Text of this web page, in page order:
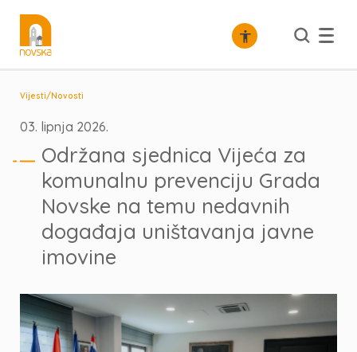
Vijesti/Novosti
03. lipnja 2026.
Održana sjednica Vijeća za
komunalnu prevenciju Grada
Novske na temu nedavnih
događaja uništavanja javne
imovine